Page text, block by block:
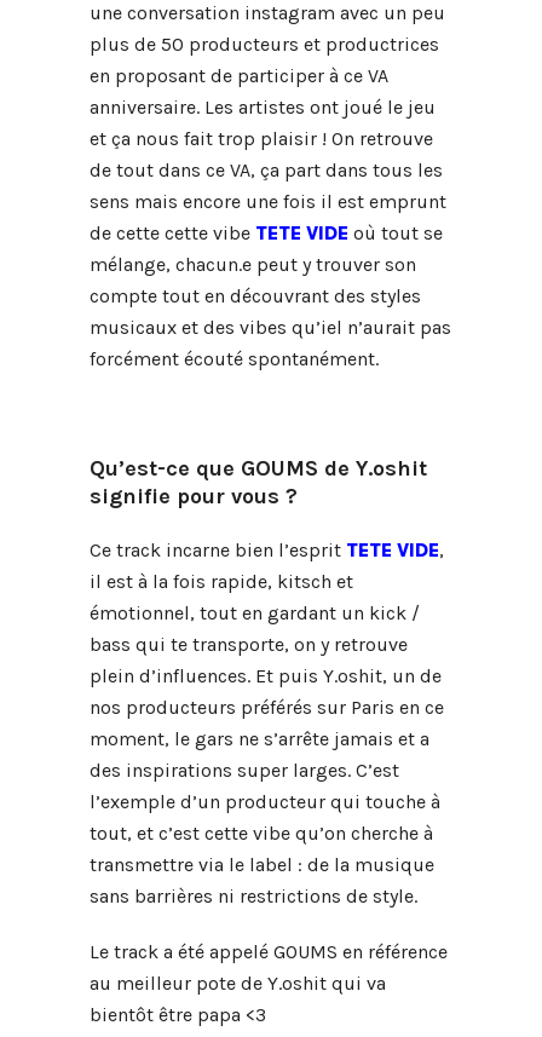
une conversation instagram avec un peu
plus de 50 producteurs et productrices
en proposant de participer à ce VA
anniversaire. Les artistes ont joué le jeu
et ça nous fait trop plaisir ! On retrouve
de tout dans ce VA, ça part dans tous les
sens mais encore une fois il est emprunt
de cette cette vibe TETE VIDE où tout se
mélange, chacun.e peut y trouver son
compte tout en découvrant des styles
musicaux et des vibes qu’iel n’aurait pas
forcément écouté spontanément.
Qu’est-ce que GOUMS de Y.oshit
signifie pour vous ?
Ce track incarne bien l’esprit TETE VIDE,
il est à la fois rapide, kitsch et
émotionnel, tout en gardant un kick /
bass qui te transporte, on y retrouve
plein d’influences. Et puis Y.oshit, un de
nos producteurs préférés sur Paris en ce
moment, le gars ne s’arrête jamais et a
des inspirations super larges. C’est
l’exemple d’un producteur qui touche à
tout, et c’est cette vibe qu’on cherche à
transmettre via le label : de la musique
sans barrières ni restrictions de style.
Le track a été appelé GOUMS en référence
au meilleur pote de Y.oshit qui va
bientôt être papa <3